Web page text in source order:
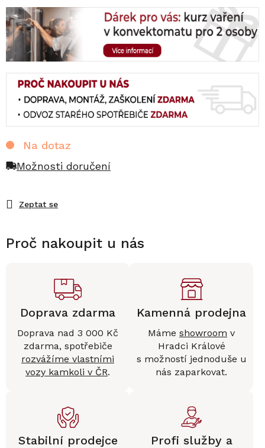
Zeptat se
Na dotaz
Možnosti doručení
Proč nakoupit u nás
Doprava zdarma
Doprava nad 3 000 Kč
zdarma, spotřebiče
rozvážíme vlastními
vozy kamkoli v ČR.
Kamenná prodejna
Máme showroom v
Hradci Králové
s možností jednoduše u
nás zaparkovat.
Stabilní prodejce
Profi služby a